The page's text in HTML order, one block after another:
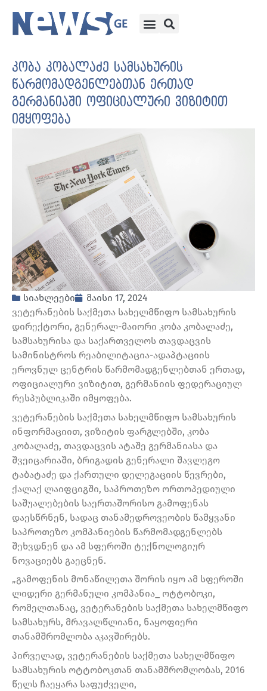
კობა კობალაძე სამსახურის
წარმომადგენლებთან ერთად
გერმანიაში ოფიციალური ვიზიტით
იმყოფება
სიახლეები
მაისი 17, 2024
ვეტერანების საქმეთა სახელმწიფო სამსახურის
დირექტორი, გენერალ-მაიორი კობა კობალაძე,
სამსახურისა და საქართველოს თავდაცვის
სამინისტროს რეაბილიტაცია-ადაპტაციის
ეროვნულ ცენტრის წარმომადგენლებთან ერთად,
ოფიციალური ვიზიტით, გერმანიის ფედერაციულ
რესპუბლიკაში იმყოფება.
ვეტერანების საქმეთა სახელმწიფო სამსახურის
ინფორმაციით, ვიზიტის ფარგლებში, კობა
კობალაძე, თავდაცვის ატაშე გერმანიასა და
შვეიცარიაში, ბრიგადის გენერალი შავლეგო
ტაბატაძე და ქართული დელეგაციის წევრები,
ქალაქ ლაიფციგში, საპროთეზო ორთოპედიული
საშუალებების საერთაშორისო გამოფენას
დაესწრნენ, სადაც თანამედროვეობის წამყვანი
საპროთეზო კომპანიების წარმომადგენლებს
შეხვდნენ და ამ სფეროში ტექნოლოგიურ
ნოვაციებს გაეცნენ.
„გამოფენის მონაწილეთა შორის იყო ამ სფეროში
ლიდერი გერმანული კომპანია_ ოტტობოკი,
რომელთანაც, ვეტერანების საქმეთა სახელმწიფო
სამსახურს, მრავალწლიანი, ნაყოფიერი
თანამშრომლობა აკავშირებს.
პირველად, ვეტერანების საქმეთა სახელმწიფო
სამსახურის ოტტობოკთან თანამშრომლობას, 2016
წელს ჩაეყარა საფუძველი,